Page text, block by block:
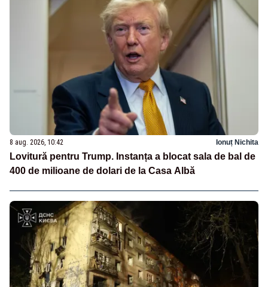
8 aug. 2026, 10:42 Ionuț Nichita
Lovitură pentru Trump. Instanța a blocat sala de bal de
400 de milioane de dolari de la Casa Albă